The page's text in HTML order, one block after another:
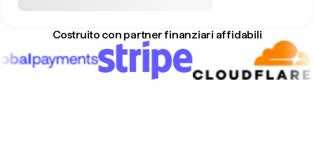
Costruito con partner finanziari affidabili